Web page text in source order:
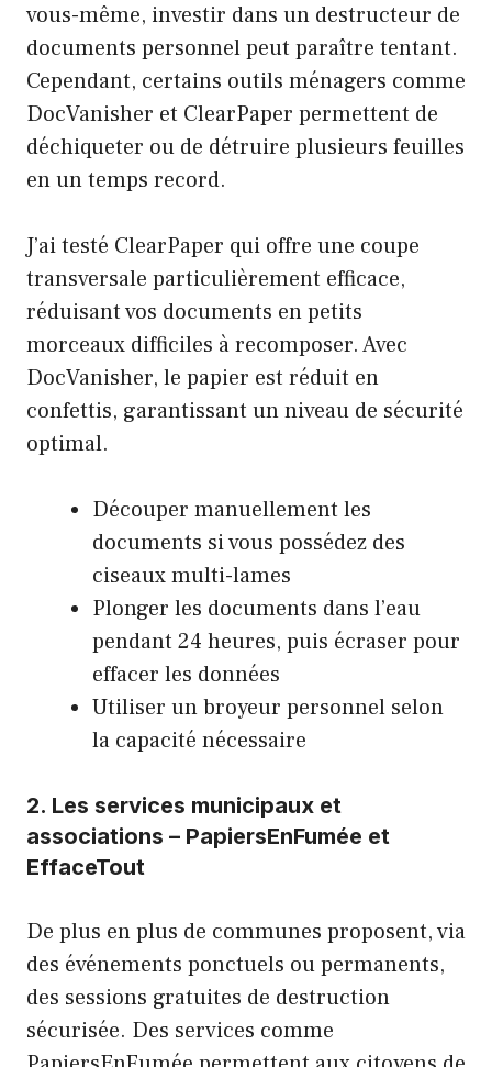
vous-même, investir dans un destructeur de
documents personnel peut paraître tentant.
Cependant, certains outils ménagers comme
DocVanisher et ClearPaper permettent de
déchiqueter ou de détruire plusieurs feuilles
en un temps record.
J’ai testé ClearPaper qui offre une coupe
transversale particulièrement efficace,
réduisant vos documents en petits
morceaux difficiles à recomposer. Avec
DocVanisher, le papier est réduit en
confettis, garantissant un niveau de sécurité
optimal.
Découper manuellement les
documents si vous possédez des
ciseaux multi-lames
Plonger les documents dans l’eau
pendant 24 heures, puis écraser pour
effacer les données
Utiliser un broyeur personnel selon
la capacité nécessaire
2. Les services municipaux et
associations – PapiersEnFumée et
EffaceTout
De plus en plus de communes proposent, via
des événements ponctuels ou permanents,
des sessions gratuites de destruction
sécurisée. Des services comme